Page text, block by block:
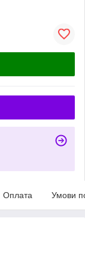
Оплата Умови